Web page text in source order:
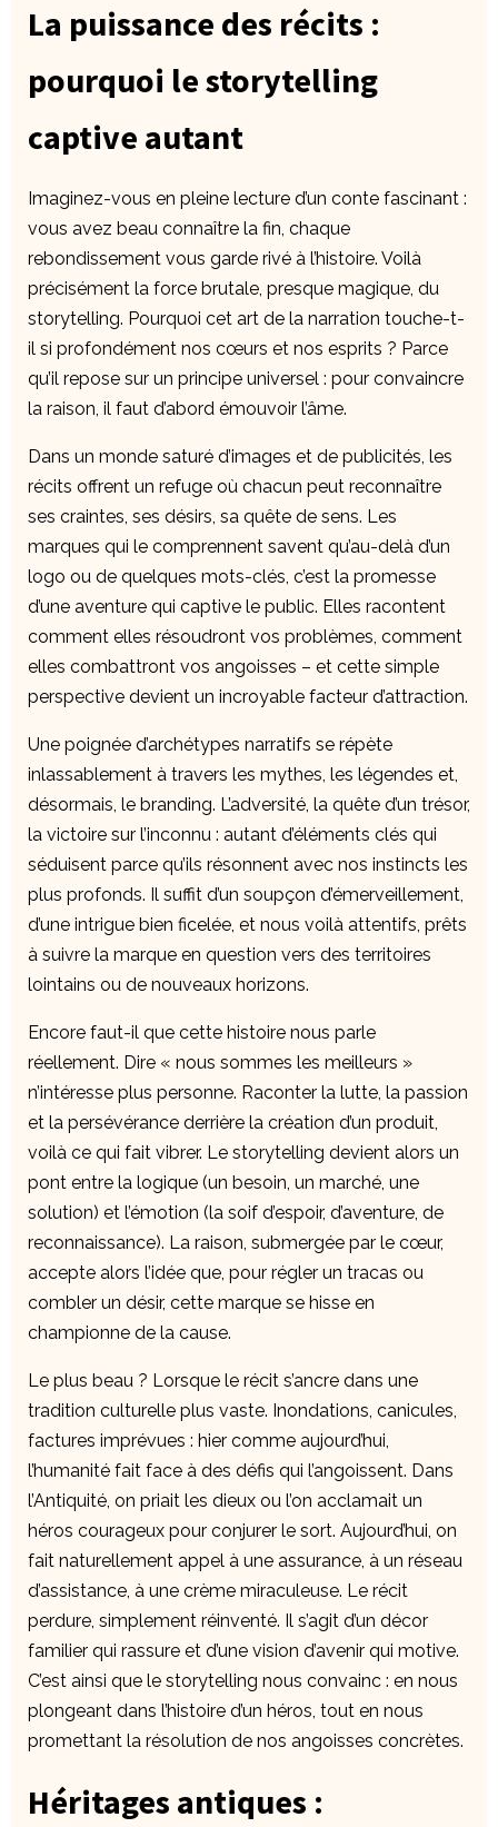
La puissance des récits :
pourquoi le storytelling
captive autant
Imaginez-vous en pleine lecture d’un conte fascinant :
vous avez beau connaître la fin, chaque
rebondissement vous garde rivé à l’histoire. Voilà
précisément la force brutale, presque magique, du
storytelling. Pourquoi cet art de la narration touche-t-
il si profondément nos cœurs et nos esprits ? Parce
qu’il repose sur un principe universel : pour convaincre
la raison, il faut d’abord émouvoir l’âme.
Dans un monde saturé d’images et de publicités, les
récits offrent un refuge où chacun peut reconnaître
ses craintes, ses désirs, sa quête de sens. Les
marques qui le comprennent savent qu’au-delà d’un
logo ou de quelques mots-clés, c’est la promesse
d’une aventure qui captive le public. Elles racontent
comment elles résoudront vos problèmes, comment
elles combattront vos angoisses – et cette simple
perspective devient un incroyable facteur d’attraction.
Une poignée d’archétypes narratifs se répète
inlassablement à travers les mythes, les légendes et,
désormais, le branding. L’adversité, la quête d’un trésor,
la victoire sur l’inconnu : autant d’éléments clés qui
séduisent parce qu’ils résonnent avec nos instincts les
plus profonds. Il suffit d’un soupçon d’émerveillement,
d’une intrigue bien ficelée, et nous voilà attentifs, prêts
à suivre la marque en question vers des territoires
lointains ou de nouveaux horizons.
Encore faut-il que cette histoire nous parle
réellement. Dire « nous sommes les meilleurs »
n’intéresse plus personne. Raconter la lutte, la passion
et la persévérance derrière la création d’un produit,
voilà ce qui fait vibrer. Le storytelling devient alors un
pont entre la logique (un besoin, un marché, une
solution) et l’émotion (la soif d’espoir, d’aventure, de
reconnaissance). La raison, submergée par le cœur,
accepte alors l’idée que, pour régler un tracas ou
combler un désir, cette marque se hisse en
championne de la cause.
Le plus beau ? Lorsque le récit s’ancre dans une
tradition culturelle plus vaste. Inondations, canicules,
factures imprévues : hier comme aujourd’hui,
l’humanité fait face à des défis qui l’angoissent. Dans
l’Antiquité, on priait les dieux ou l’on acclamait un
héros courageux pour conjurer le sort. Aujourd’hui, on
fait naturellement appel à une assurance, à un réseau
d’assistance, à une crème miraculeuse. Le récit
perdure, simplement réinventé. Il s’agit d’un décor
familier qui rassure et d’une vision d’avenir qui motive.
C’est ainsi que le storytelling nous convainc : en nous
plongeant dans l’histoire d’un héros, tout en nous
promettant la résolution de nos angoisses concrètes.
Héritages antiques :